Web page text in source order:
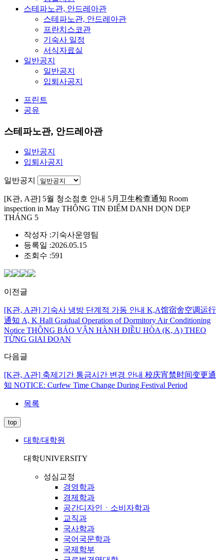
스테파노관, 안드레아관
스테파노관, 안드레아관
프란치스코관
기숙사 일정
서식자료실
일반공지
일반공지
입퇴사공지
프린트
공유
스테파노관, 안드레아관
일반공지
입퇴사공지
일반공지
[K관, A관] 5월 청소점호 안내 5月卫生检查通知 Room
inspection in May THÔNG TIN ĐIỂM DANH DỌN DẸP
THÁNG 5
작성자 :기숙사운영팀
등록일 :2026.05.15
조회수 :591
이전글
[K관, A관] 기숙사 냉방 단계적 가동 안내 K,A馆宿舍空调运行
通知 A, K Hall Gradual Operation of Dormitory Air Conditioning
Notice THÔNG BÁO VẬN HÀNH ĐIỀU HÒA (K, A) THEO
TỪNG GIAI ĐOẠN
다음글
[K관, A관] 축제기간 통금시간 변경 안내 校庆宵禁时间变更通
知 NOTICE: Curfew Time Change During Festival Period
목록
top
대학/대학원
대학UNIVERSITY
성심교정
경영학과
경제학과
공간디자인ㆍ소비자학과
교직과
국사학과
국어국문학과
국제학부